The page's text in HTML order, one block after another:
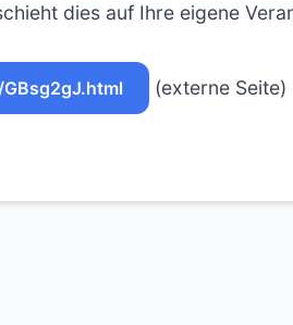
dies auf Ihre eigene
(externe Seite)